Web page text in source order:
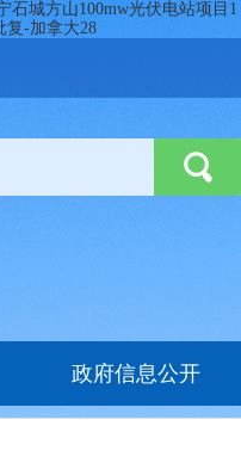
石城方山100mw光伏电站项目1
复-加拿大28
政府信息公开